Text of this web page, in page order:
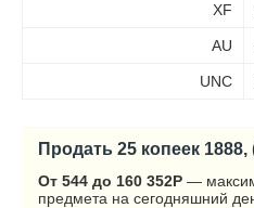
XF
AU
UNC
Продать 25 копеек 1888,
От 544 до 160 352Р —
предмета на сегодняшний